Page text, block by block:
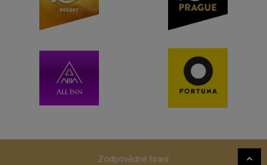
Zodpovědné hraní